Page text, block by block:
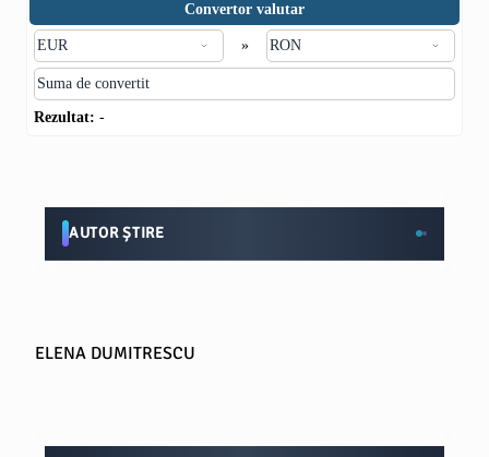
Convertor valutar
»
Rezultat: -
AUTOR ȘTIRE
ELENA DUMITRESCU